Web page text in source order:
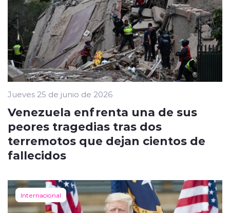
Jueves 25 de junio de 2026
Venezuela enfrenta una de sus
peores tragedias tras dos
terremotos que dejan cientos de
fallecidos
Internacional